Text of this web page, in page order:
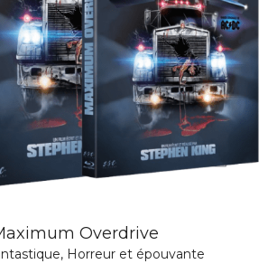
Overdrive
, Horreur et épouvante
Road – Saison 2
Policier,Série TV,Western
Rupture de stock